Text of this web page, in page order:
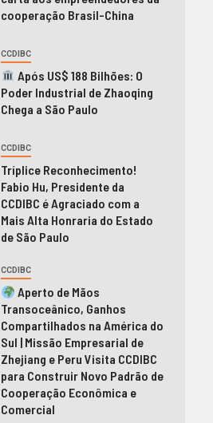
cooperação Brasil-China
CCDIBC
Após US$ 188 Bilhões: O
Poder Industrial de Zhaoqing
Chega a São Paulo
CCDIBC
Tríplice Reconhecimento!
Fabio Hu, Presidente da
CCDIBC é Agraciado com a
Mais Alta Honraria do Estado
de São Paulo
CCDIBC
Aperto de Mãos
Transoceânico, Ganhos
Compartilhados na América do
Sul | Missão Empresarial de
Zhejiang e Peru Visita CCDIBC
para Construir Novo Padrão de
Cooperação Econômica e
Comercial